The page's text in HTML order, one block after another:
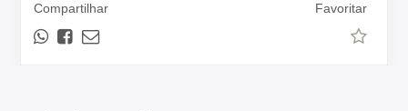
Compartilhar Favoritar